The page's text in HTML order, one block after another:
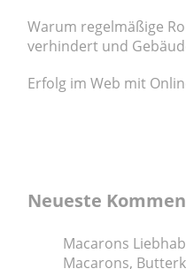
Warum regelmäßige
verhindert und
Erfolg im Web mit
Neueste
Macarons
Macarons,